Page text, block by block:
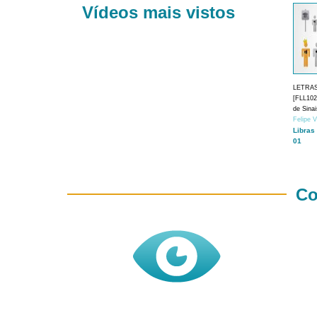
Vídeos mais vistos
de
Felipe
Libras
01